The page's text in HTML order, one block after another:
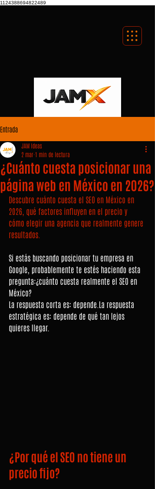
1124388694822489
Entrada
¿Cuánto cuesta posicionar una
página web en México en 2026?
JAM Ideas
2 mar1 min de lectura
Descubre cuánto cuesta el SEO en México en
2026, qué factores influyen en el precio y
cómo elegir una agencia que realmente genere
resultados.
Si estás buscando posicionar tu empresa en
Google, probablemente te estés haciendo esta
pregunta:¿cuánto cuesta realmente el SEO en
México?
La respuesta corta es: depende.La respuesta
estratégica es: depende de qué tan lejos
quieres llegar.
¿Por qué el SEO no tiene un
precio fijo?